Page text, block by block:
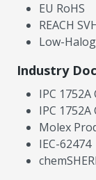
EU RoHS
REACH
Low-
Industry
IPC 1752A
IPC 1752A
Molex
IEC-62474